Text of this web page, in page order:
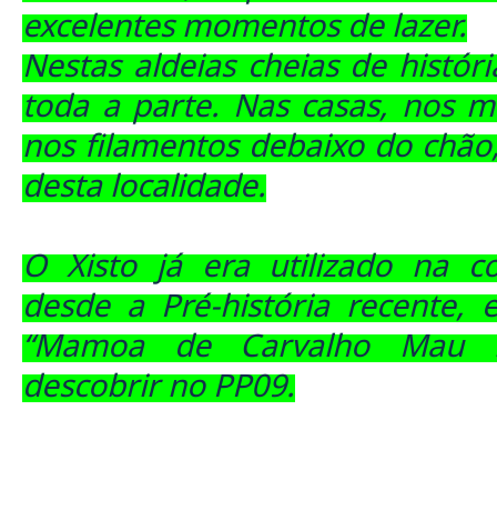
excelentes momentos de lazer.
Nestas aldeias cheias de
toda a parte. Nas casas, nos
nos filamentos debaixo do
desta localidade.
O Xisto já era utilizado na
desde a Pré-história recente,
“Mamoa de Carvalho Mau
descobrir no PP09.